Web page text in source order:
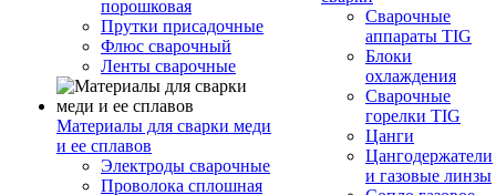
порошковая
Прутки присадочные
Флюс сварочный
Ленты сварочные
Материалы для сварки меди
и ее сплавов
Электроды сварочные
Проволока сплошная
Сварочные
аппараты TIG
Блоки
охлаждения
Сварочные
горелки TIG
Цанги
Цангодержатели
и газовые линзы